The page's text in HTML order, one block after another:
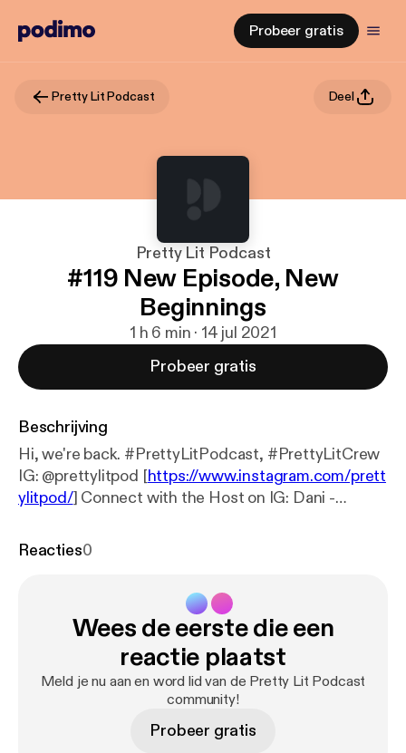
Probeer gratis
Pretty Lit Podcast Deel
Pretty Lit Podcast
#119 New Episode, New
Beginnings
1 h 6 min · 14 jul 2021
Probeer gratis
Beschrijving
Hi, we're back. #PrettyLitPodcast, #PrettyLitCrew
IG: @prettylitpod [https://www.instagram.com/prett
ylitpod/] Connect with the Host on IG: Dani -
cki95/] Breezy - @_Frecklesssss [
] Support the show [
n.com/prettylitpodcast] (https://www.patreon.com/
prettylitpodcast ) Support the show [https://www.pa
treon.com/prettylitpodcast] (https://www.patreon.c
om/prettylitpodcast
Reacties0
Wees de eerste die een
reactie plaatst
Meld je nu aan en word lid van de Pretty Lit Podcast
community!
Probeer gratis